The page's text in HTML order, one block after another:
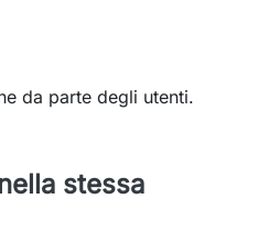
da parte degli utenti.
stessa